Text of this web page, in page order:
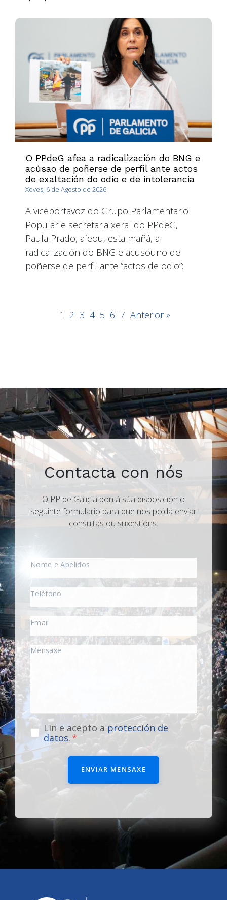
O PPdeG afea a radicalización do BNG e
acúsao de poñerse de perfil ante actos
de exaltación do odio e de intolerancia
Xoves, 6 de Agosto de 2026
A viceportavoz do Grupo Parlamentario
Popular e secretaria xeral do PPdeG,
Paula Prado, afeou, esta mañá, a
radicalización do BNG e acusouno de
poñerse de perfil ante “actos de odio”:
1 2 3 4 5 6 7 Anterior »
Contacta con nós
O PP de Galicia pon á súa disposición o
seguinte formulario para que nos poida enviar
consultas ou suxestións.
Lin e acepto a protección de
datos.
ENVIAR MENSAXE